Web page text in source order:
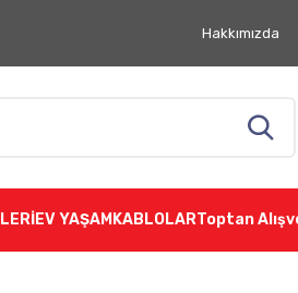
Hakkımızda
EV YAŞAM KABLOLARToptan